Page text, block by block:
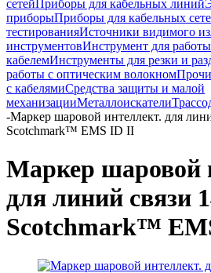
сетейПриборы для кабельных линий
приборыПриборы для кабельных
тестированияИсточники видимого
инструментовИнструмент для
кабелемИнструменты для резки и
работы с оптическим волокном
с кабелямиСредства защиты и малой
механизацииМеталлоискатели
-Маркер шаровой интеллект. для
Scotchmark™ EMS ID II
Маркер шаровой
для линий связи
Scotchmark™